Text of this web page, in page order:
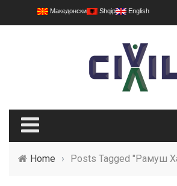
Македонски Shqip English
Home › Posts Tagged "Рамуш